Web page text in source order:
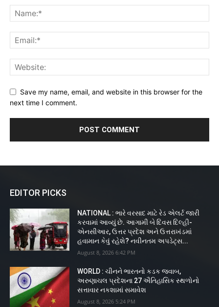
Save my name, email, and website in this browser for the
next time I comment.
EDITOR PICKS
NATIONAL : ભારે વરસાદ માટે રેડ એલર્ટ જારી
કરવામાં આવ્યું છે. આગામી બે દિવસ દિલ્હી-
એનસીઆર, ઉત્તર પ્રદેશ અને ઉત્તરાખંડમાં
હવામાન કેવું રહેશે? નવીનતમ અપડેટ્સ...
August 8, 2026 6:42 PM
WORLD : ચીનને ભારતનો કડક જવાબ,
અરુણાચલ પ્રદેશના 27 ઐતિહાસિક સ્થળોનો
સત્તાવાર નકશામાં સમાવેશ
August 8, 2026 5:24 PM